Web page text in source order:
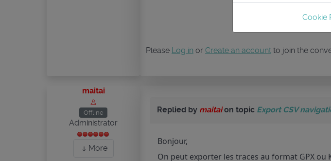
Please Log in or Create an account to join the
maitai
Offline
Administrator
More
Replied by maitaion topic Export CSV
Bonjour,
On peut exporter les traces au format GPX ou
Cookie